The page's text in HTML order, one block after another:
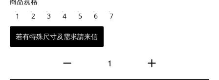
1
2 3 4 5 6 7
若有特殊尺寸及需求請来信